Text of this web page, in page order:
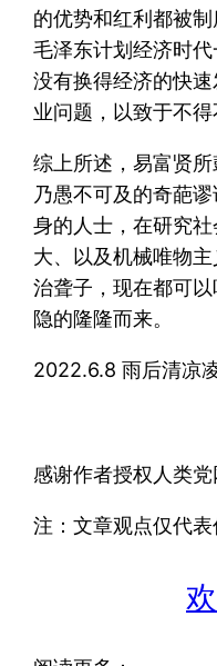
的优势和红利都被
毛泽东计划经济时
没有换得经济的快
业问题，以致于不得
综上所述，易富贤
乃愚不可及的奇葩
身的人士，在研究
大、以及机械唯物
治聋子，现在都可
隐的隆隆而来。
2022.6.8 雨后清凉
感谢作者授权人类党
注：文章观点仅代表